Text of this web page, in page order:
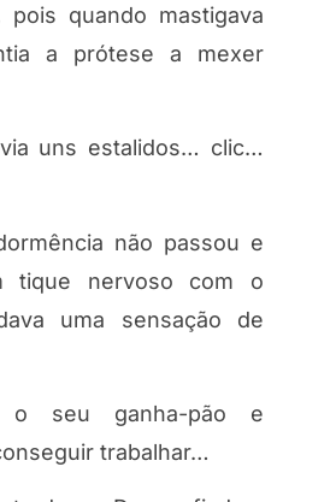
quando mastigava
a prótese a mexer
uns estalidos… clic…
não passou e
tique nervoso com o
uma sensação de
seu ganha-pão e
trabalhar…